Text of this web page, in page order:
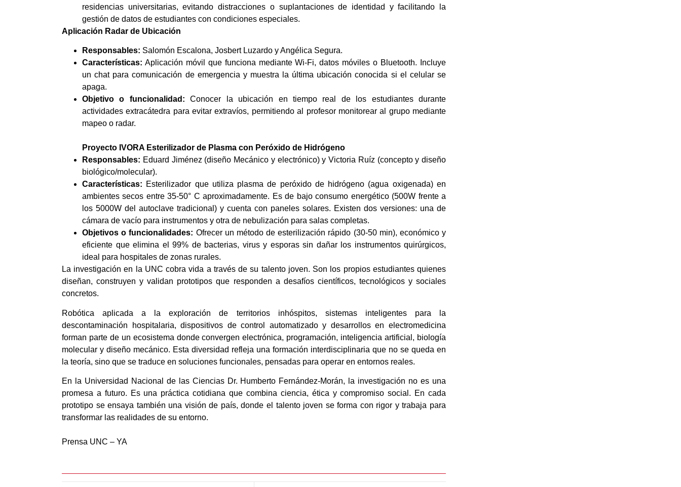
residencias universitarias, evitando distracciones o suplantaciones de identidad y facilitando la
gestión de datos de estudiantes con condiciones especiales.
Aplicación Radar de Ubicación
Responsables: Salomón Escalona, Josbert Luzardo y Angélica Segura.
Características: Aplicación móvil que funciona mediante Wi-Fi, datos móviles o Bluetooth. Incluye
un chat para comunicación de emergencia y muestra la última ubicación conocida si el celular se
apaga.
Objetivo o funcionalidad: Conocer la ubicación en tiempo real de los estudiantes durante
actividades extracátedra para evitar extravíos, permitiendo al profesor monitorear al grupo mediante
mapeo o radar.
Proyecto IVORA Esterilizador de Plasma con Peróxido de Hidrógeno
Responsables: Eduard Jiménez (diseño Mecánico y electrónico) y Victoria Ruíz (concepto y diseño
biológico/molecular).
Características: Esterilizador que utiliza plasma de peróxido de hidrógeno (agua oxigenada) en
ambientes secos entre 35-50° C aproximadamente. Es de bajo consumo energético (500W frente a
los 5000W del autoclave tradicional) y cuenta con paneles solares. Existen dos versiones: una de
cámara de vacío para instrumentos y otra de nebulización para salas completas.
Objetivos o funcionalidades: Ofrecer un método de esterilización rápido (30-50 min), económico y
eficiente que elimina el 99% de bacterias, virus y esporas sin dañar los instrumentos quirúrgicos,
ideal para hospitales de zonas rurales.
La investigación en la UNC cobra vida a través de su talento joven. Son los propios estudiantes quienes
diseñan, construyen y validan prototipos que responden a desafíos científicos, tecnológicos y sociales
concretos.
Robótica aplicada a la exploración de territorios inhóspitos, sistemas inteligentes para la
descontaminación hospitalaria, dispositivos de control automatizado y desarrollos en electromedicina
forman parte de un ecosistema donde convergen electrónica, programación, inteligencia artificial, biología
molecular y diseño mecánico. Esta diversidad refleja una formación interdisciplinaria que no se queda en
la teoría, sino que se traduce en soluciones funcionales, pensadas para operar en entornos reales.
En la Universidad Nacional de las Ciencias Dr. Humberto Fernández-Morán, la investigación no es una
promesa a futuro. Es una práctica cotidiana que combina ciencia, ética y compromiso social. En cada
prototipo se ensaya también una visión de país, donde el talento joven se forma con rigor y trabaja para
transformar las realidades de su entorno.
Prensa UNC – YA